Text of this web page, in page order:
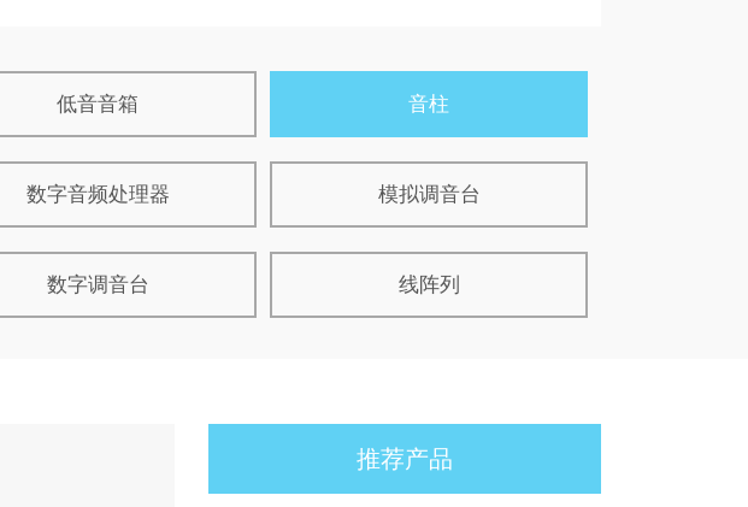
低音音箱 音柱
数字音频处理器 模拟调音台
数字调音台 线阵列
推荐产品